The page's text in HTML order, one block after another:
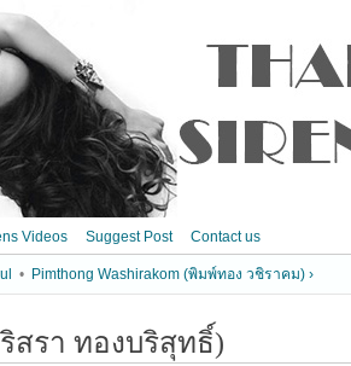
Videos Suggest Post Contact us
• Pimthong Washirakom (พิมพ์ทอง วชิราคม) ›
ริสรา ทองบริสุทธิ์)